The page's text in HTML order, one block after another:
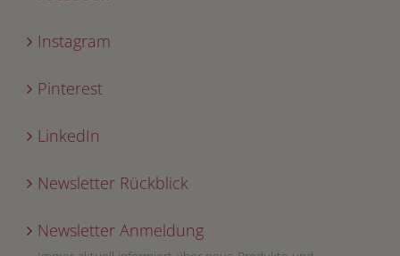
Instagram
Pinterest
LinkedIn
Newsletter Rückblick
Newsletter Anmeldung